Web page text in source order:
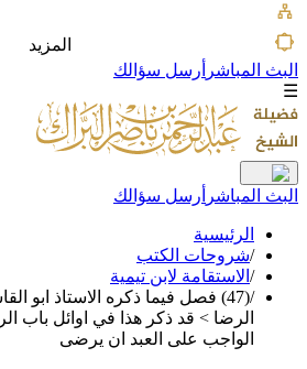
المزيد
البث المباشر أرسل سؤالك
☰
البث المباشر أرسل سؤالك
الرئيسية
/شروحات الكتب
/ الاستقامة لابن تيمية
/
(47) فصل فيما ذكره الاستاذ ابو
الرضا > قد ذكر هذا في اوائل باب
الواجب على العبد ان يرضى